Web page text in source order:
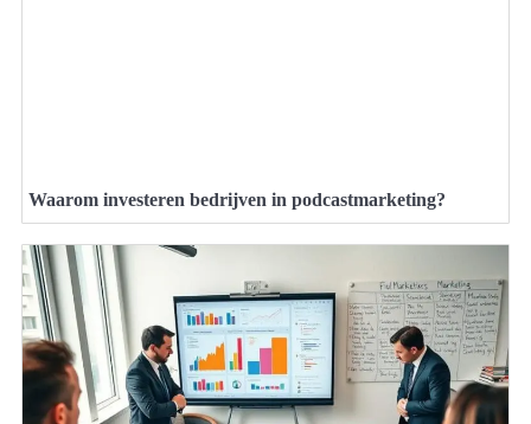
Waarom investeren bedrijven in podcastmarketing?